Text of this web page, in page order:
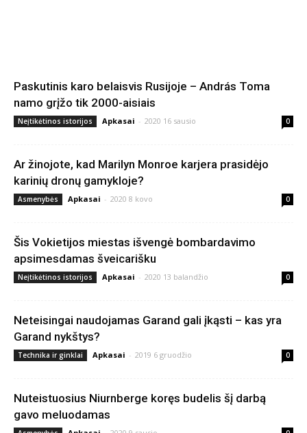
Paskutinis karo belaisvis Rusijoje – András Toma
namo grįžo tik 2000-aisiais
Neįtikėtinos istorijos Apkasai - 2020 16 sausio 0
Ar žinojote, kad Marilyn Monroe karjera prasidėjo
karinių dronų gamykloje?
Asmenybės Apkasai - 2020 8 kovo 0
Šis Vokietijos miestas išvengė bombardavimo
apsimesdamas šveicarišku
Neįtikėtinos istorijos Apkasai - 2020 13 balandžio 0
Neteisingai naudojamas Garand gali įkąsti – kas yra
Garand nykštys?
Technika ir ginklai Apkasai - 2019 6 gruodžio 0
Nuteistuosius Niurnberge koręs budelis šį darbą
gavo meluodamas